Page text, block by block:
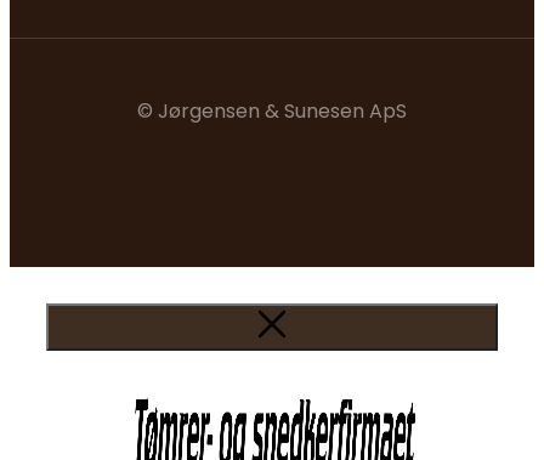
© Jørgensen & Sunesen ApS